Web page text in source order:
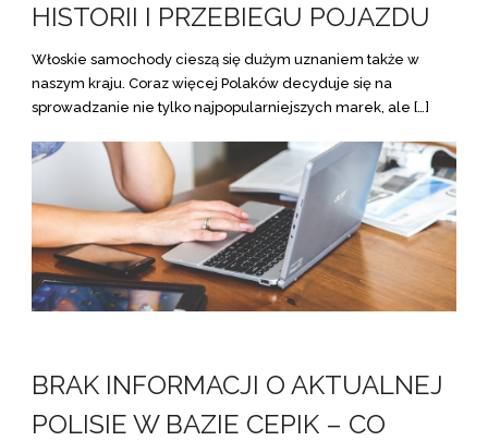
HISTORII I PRZEBIEGU POJAZDU
Włoskie samochody cieszą się dużym uznaniem także w
naszym kraju. Coraz więcej Polaków decyduje się na
sprowadzanie nie tylko najpopularniejszych marek, ale […]
BRAK INFORMACJI O AKTUALNEJ
POLISIE W BAZIE CEPIK – CO